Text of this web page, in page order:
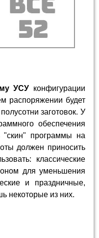
УСУ конфигурации
распоряжении будет
заготовок. У
обеспечения
"скин" программы на
должен приносить
классические
для уменьшения
и праздничные,
некоторые из них.